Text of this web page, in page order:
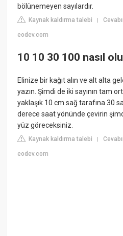
bölünemeyen sayılardır.
Kaynak kaldırma talebi |
eodev.com
10 10 30 100 nasıl
Elinize bir kağıt alın ve alt alta
yazın. Şimdi de iki sayının tam
yaklaşık 10 cm sağ tarafına 30
derece saat yönünde çevirin
yüz göreceksiniz.
Kaynak kaldırma talebi |
eodev.com